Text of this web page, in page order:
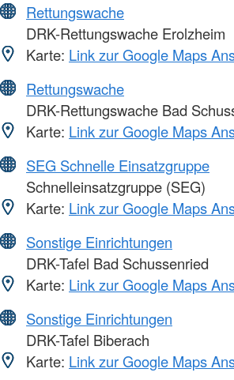
Rettungswache
DRK-Rettungswache Erolzheim
Karte: Link zur Google Maps
Rettungswache
DRK-Rettungswache Bad
Karte: Link zur Google Maps
SEG Schnelle Einsatzgruppe
Schnelleinsatzgruppe (SEG)
Karte: Link zur Google Maps
Sonstige Einrichtungen
DRK-Tafel Bad Schussenried
Karte: Link zur Google Maps
Sonstige Einrichtungen
DRK-Tafel Biberach
Karte: Link zur Google Maps